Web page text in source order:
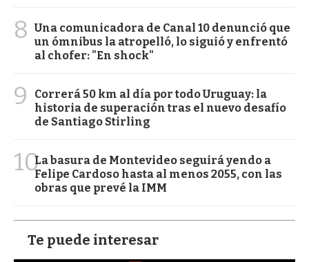
8 Una comunicadora de Canal 10 denunció que
un ómnibus la atropelló, lo siguió y enfrentó
al chofer: "En shock"
9
Correrá 50 km al día por todo Uruguay: la
historia de superación tras el nuevo desafío
de Santiago Stirling
10La basura de Montevideo seguirá yendo a
Felipe Cardoso hasta al menos 2055, con las
obras que prevé la IMM
Te puede interesar